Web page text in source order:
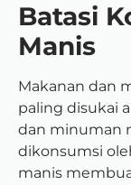
Batasi
Manis
Makanan dan
paling disukai
dan minuman
dikonsumsi
manis